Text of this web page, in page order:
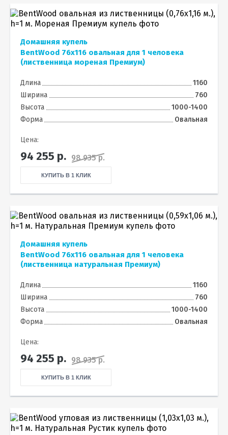
Домашняя купель
BentWood 76х116 овальная для 1 человека
(лиственница мореная Премиум)
Длина
1160
Ширина
760
Высота
1000-1400
Форма
Овальная
Цена:
94 255 р. 98 935 р.
КУПИТЬ В 1 КЛИК
Домашняя купель
BentWood 76х116 овальная для 1 человека
(лиственница натуральная Премиум)
Длина
1160
Ширина
760
Высота
1000-1400
Форма
Овальная
Цена:
94 255 р. 98 935 р.
КУПИТЬ В 1 КЛИК